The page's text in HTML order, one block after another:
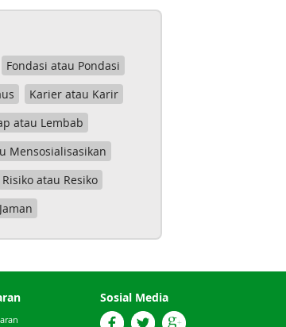
Fondasi atau Pondasi
Karier atau Karir
atau Lembab
Mensosialisasikan
Risiko atau Resiko
Sosial Media